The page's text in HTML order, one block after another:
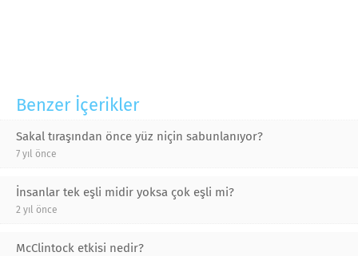
Benzer İçerikler
Sakal tıraşından önce yüz niçin sabunlanıyor?
7 yıl önce
İnsanlar tek eşli midir yoksa çok eşli mi?
2 yıl önce
McClintock etkisi nedir?